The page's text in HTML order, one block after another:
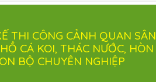
THI CÔNG CẢNH QUAN SÂN
CÁ KOI, THÁC NƯỚC, HÒN
BỘ CHUYÊN NGHIỆP